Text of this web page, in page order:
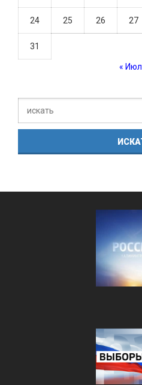
24 25 26 27
31
« Июл